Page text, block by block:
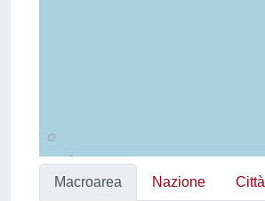
Macroarea Nazione Città